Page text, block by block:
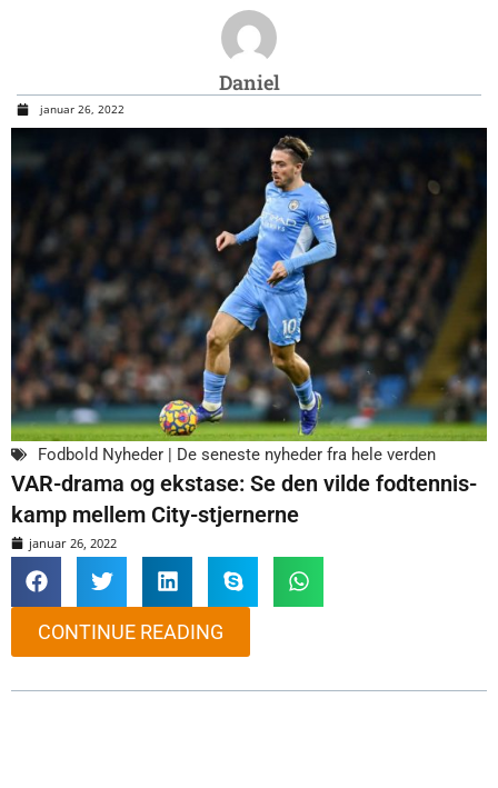
Daniel
januar 26, 2022
Fodbold Nyheder | De seneste nyheder fra hele verden
VAR-drama og ekstase: Se den vilde fodtennis-
kamp mellem City-stjernerne
januar 26, 2022
CONTINUE READING